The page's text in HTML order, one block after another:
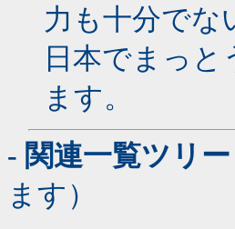
力も十分でな
日本でまっ
ます。
- 関連一覧ツリー
ます）